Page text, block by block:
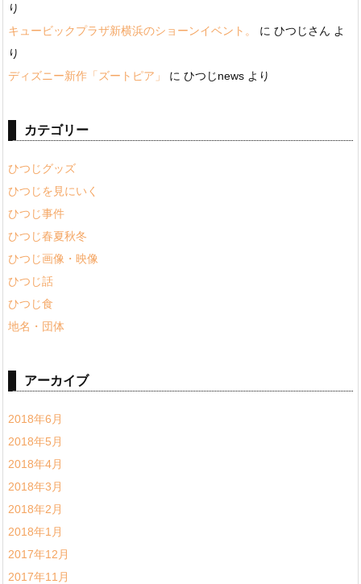
り
キュービックプラザ新横浜のショーンイベント。
に ひつじさん よ
り
ディズニー新作「ズートピア」
に ひつじnews より
カテゴリー
ひつじグッズ
ひつじを見にいく
ひつじ事件
ひつじ春夏秋冬
ひつじ画像・映像
ひつじ話
ひつじ食
地名・団体
アーカイブ
2018年6月
2018年5月
2018年4月
2018年3月
2018年2月
2018年1月
2017年12月
2017年11月